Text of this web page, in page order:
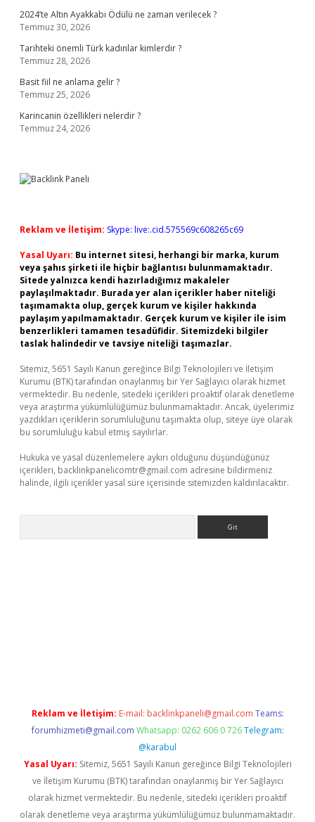
2024’te Altın Ayakkabı Ödülü ne zaman verilecek ?
Temmuz 30, 2026
Tarihteki önemli Türk kadınlar kimlerdir ?
Temmuz 28, 2026
Basit fiil ne anlama gelir ?
Temmuz 25, 2026
Karincanin özellikleri nelerdir ?
Temmuz 24, 2026
Reklam ve İletişim: Skype: live:.cid.575569c608265c69
Yasal Uyarı: Bu internet sitesi, herhangi bir marka, kurum
veya şahıs şirketi ile hiçbir bağlantısı bulunmamaktadır.
Sitede yalnızca kendi hazırladığımız makaleler
paylaşılmaktadır. Burada yer alan içerikler haber niteliği
taşımamakta olup, gerçek kurum ve kişiler hakkında
paylaşım yapılmamaktadır. Gerçek kurum ve kişiler ile isim
benzerlikleri tamamen tesadüfidir. Sitemizdeki bilgiler
taslak halindedir ve tavsiye niteliği taşımazlar.
Sitemiz, 5651 Sayılı Kanun gereğince Bilgi Teknolojileri ve İletişim
Kurumu (BTK) tarafından onaylanmış bir Yer Sağlayıcı olarak hizmet
vermektedir. Bu nedenle, sitedeki içerikleri proaktif olarak denetleme
veya araştırma yükümlülüğümüz bulunmamaktadır. Ancak, üyelerimiz
yazdıkları içeriklerin sorumluluğunu taşımakta olup, siteye üye olarak
bu sorumluluğu kabul etmiş sayılırlar.
Hukuka ve yasal düzenlemelere aykırı olduğunu düşündüğünüz
içerikleri, backlinkpanelicomtr@gmail.com adresine bildirmeniz
halinde, ilgili içerikler yasal süre içerisinde sitemizden kaldırılacaktır.
Reklam ve İletişim: E-mail: backlinkpaneli@gmail.com Teams:
forumhizmeti@gmail.com Whatsapp: 0262 606 0 726 Telegram:
@karabul
Yasal Uyarı: Sitemiz, 5651 Sayılı Kanun gereğince Bilgi Teknolojileri
ve İletişim Kurumu (BTK) tarafından onaylanmış bir Yer Sağlayıcı
olarak hizmet vermektedir. Bu nedenle, sitedeki içerikleri proaktif
olarak denetleme veya araştırma yükümlülüğümüz bulunmamaktadır.